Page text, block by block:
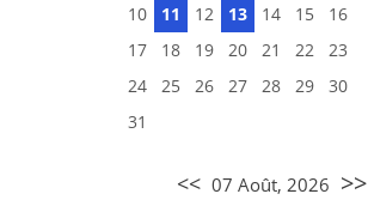
10
11 12 13 14 15
16
17
18 19 20 21 22
23
24
25 26 27 28 29
30
31
<< 07 Août, 2026 >>